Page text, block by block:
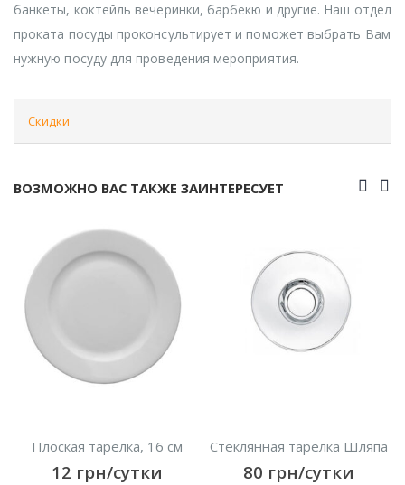
банкеты, коктейль вечеринки, барбекю и другие. Наш отдел
проката посуды проконсультирует и поможет выбрать Вам
нужную посуду для проведения мероприятия.
Скидки
ВОЗМОЖНО ВАС ТАКЖЕ ЗАИНТЕРЕСУЕТ
Плоская тарелка, 16 см
12 грн/сутки
Стеклянная тарелка Шляпа
80 грн/сутки